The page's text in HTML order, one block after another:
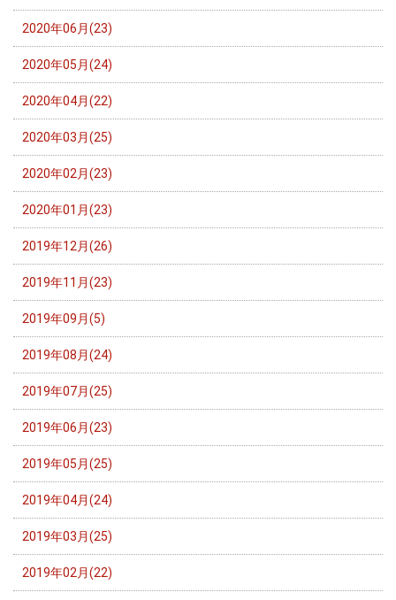
2020年06月(23)
2020年05月(24)
2020年04月(22)
2020年03月(25)
2020年02月(23)
2020年01月(23)
2019年12月(26)
2019年11月(23)
2019年09月(5)
2019年08月(24)
2019年07月(25)
2019年06月(23)
2019年05月(25)
2019年04月(24)
2019年03月(25)
2019年02月(22)